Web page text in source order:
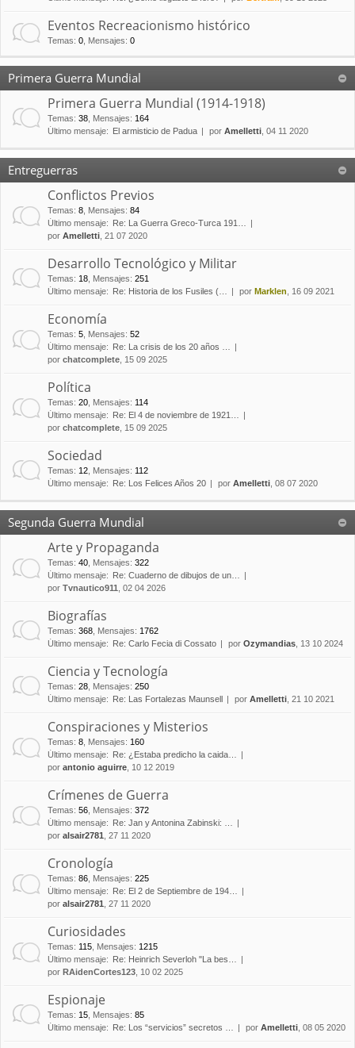
Eventos Recreacionismo histórico
Temas: 0 Mensajes: 0
Primera Guerra Mundial
Primera Guerra Mundial (1914-1918)
Temas: 38 Mensajes: 164
Último mensaje:
El armisticio de Padua por Amelletti , 04 11 2020
Entreguerras
Conflictos Previos
Temas: 8 Mensajes: 84
Último mensaje:
Re: La Guerra Greco-Turca 191…
por Amelletti , 21 07 2020
Desarrollo Tecnológico y Militar
Temas: 18 Mensajes: 251
Último mensaje:
Re: Historia de los Fusiles (… por Marklen , 16 09 2021
Economía
Temas: 5 Mensajes: 52
Último mensaje:
Re: La crisis de los 20 años …
por chatcomplete , 15 09 2025
Política
Temas: 20 Mensajes: 114
Último mensaje:
Re: El 4 de noviembre de 1921…
por chatcomplete , 15 09 2025
Sociedad
Temas: 12 Mensajes: 112
Último mensaje:
Re: Los Felices Años 20 por Amelletti , 08 07 2020
Segunda Guerra Mundial
Arte y Propaganda
Temas: 40 Mensajes: 322
Último mensaje:
Re: Cuaderno de dibujos de un…
por Tvnautico911 , 02 04 2026
Biografías
Temas: 368 Mensajes: 1762
Último mensaje:
Re: Carlo Fecia di Cossato por Ozymandias , 13 10 2024
Ciencia y Tecnología
Temas: 28 Mensajes: 250
Último mensaje:
Re: Las Fortalezas Maunsell por Amelletti , 21 10 2021
Conspiraciones y Misterios
Temas: 8 Mensajes: 160
Último mensaje:
Re: ¿Estaba predicho la caida…
por antonio aguirre , 10 12 2019
Crímenes de Guerra
Temas: 56 Mensajes: 372
Último mensaje:
Re: Jan y Antonina Zabinski: …
por alsair2781 , 27 11 2020
Cronología
Temas: 86 Mensajes: 225
Último mensaje:
Re: El 2 de Septiembre de 194…
por alsair2781 , 27 11 2020
Curiosidades
Temas: 115 Mensajes: 1215
Último mensaje:
Re: Heinrich Severloh "La bes…
por RAidenCortes123 , 10 02 2025
Espionaje
Temas: 15 Mensajes: 85
Último mensaje:
Re: Los “servicios” secretos … por Amelletti , 08 05 2020